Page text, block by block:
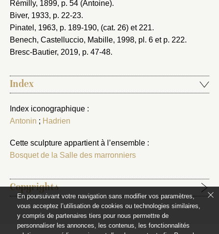
Rémilly, 1899, p. 54 (Antoine).
Biver, 1933, p. 22-23.
Pinatel, 1963, p. 189-190, (cat. 26) et 221.
Benech, Castelluccio, Mabille, 1998, pl. 6 et p. 222.
Bresc-Bautier, 2019, p. 47-48.
Index
Index iconographique :
Antonin ; Hadrien
Cette sculpture appartient à l’ensemble :
Bosquet de la Salle des marronniers
Copyrights
Étapes de publication :
2021-07-21, publication initiale de la notice rédigée par
En poursuivant votre navigation sans modifier vos paramètres,
vous acceptez l’utilisation de cookies ou technologies similaires,
y compris de partenaires tiers pour nous permettre de
personnaliser les annonces, les contenus, les fonctionnalités